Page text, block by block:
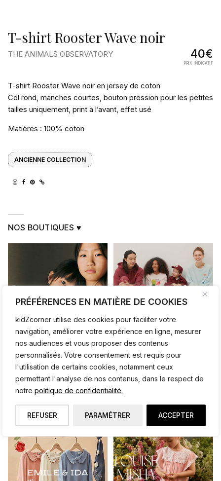
PRÉFÉRENCES EN MATIÈRE DE COOKIES
kidZcorner utilise des cookies pour faciliter votre
navigation, améliorer votre expérience en ligne, mesurer
nos audiences et vous proposer des contenus
personnalisés. Votre consentement est requis pour
l'utilisation de certains cookies, notamment ceux
permettant l'analyse de nos contenus, dans le respect de
notre politique de confidentialité.
PARAMÉTRER
REFUSER ACCEPTER
T-shirt Rooster Wave noir
THE ANIMALS OBSERVATORY 40€
PRIX INDICATIF
Pourquoi
on
l’aime
T-shirt Rooster Wave noir en jersey de coton
Col rond, manches courtes, bouton pression pour les petites
tailles uniquement, print à l’avant, effet usé
Matières : 100% coton
ANCIENNE COLLECTION
NOS BOUTIQUES ♥